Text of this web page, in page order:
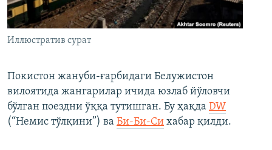
Иллюстратив сурат
Покистон жануби-ғарбидаги Белужистон
вилоятида жангарилар ичида юзлаб йўловчи
бўлган поездни ўққа тутишган. Бу ҳақда DW
(“Немис тўлқини”) ва Би-Би-Си хабар қилди.